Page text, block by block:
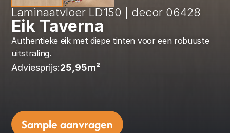
Laminaatvloer LD150 | decor 06428
Eik Taverna
Adviesprijs:25,95m²
Authentieke eik met diepe tinten voor een robuuste
uitstraling.
Sample aanvragen